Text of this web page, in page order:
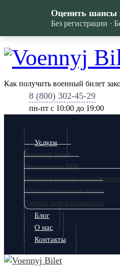
Как получить военный билет
8 (800) 302-45-29
пн-пт c 10:00 до 19:00
Услуги
Военный билет
Независимая ВВК
Правовая помощь
Юрист по военным делам
Горячая линия военкомата
Блог
О нас
Контакты
Оценить шансы
Без регистрации ·